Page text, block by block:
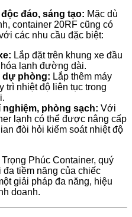
đáo, sáng tạo: Mặc dù
container 20RF cũng có
các nhu cầu đặc biệt:
Lắp đặt trên khung xe đầu
lạnh đường dài.
dự phòng: Lắp thêm máy
trì nhiệt độ liên tục trong
phòng sạch: Với
lạnh có thể được nâng cấp
đòi hỏi kiểm soát nhiệt độ
Phúc Container, quý
đa tiềm năng của chiếc
giải pháp đa năng, hiệu
doanh.